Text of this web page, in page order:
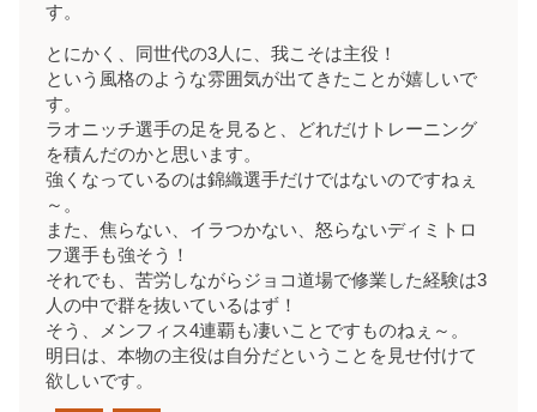
す。
とにかく、同世代の3人に、我こそは主役！
という風格のような雰囲気が出てきたことが嬉しいで
す。
ラオニッチ選手の足を見ると、どれだけトレーニング
を積んだのかと思います。
強くなっているのは錦織選手だけではないのですねぇ
～。
また、焦らない、イラつかない、怒らないディミトロ
フ選手も強そう！
それでも、苦労しながらジョコ道場で修業した経験は3
人の中で群を抜いているはず！
そう、メンフィス4連覇も凄いことですものねぇ～。
明日は、本物の主役は自分だということを見せ付けて
欲しいです。